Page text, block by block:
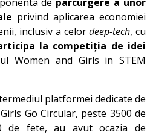
privind aplicarea economiei
inclusiv a celordeep-tech, cu
la competiția de idei
Women and Girls in STEM
platformei dedicate de
Go Circular, peste 3500 de
de fete, au avut ocazia de